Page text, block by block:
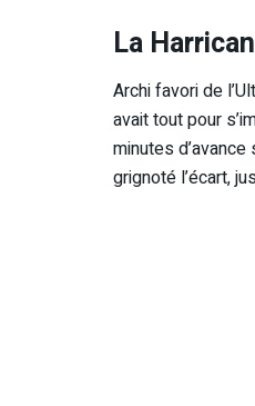
La
Archi favori de
avait tout pour
minutes
grignoté l’écart,